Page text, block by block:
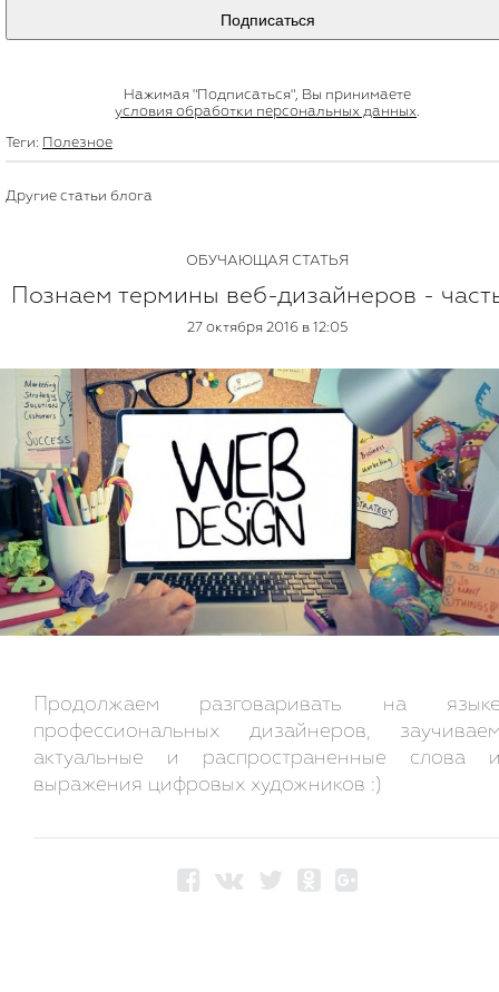
Подписаться
Нажимая "Подписаться", Вы принимаете
условия обработки персональных данных
Теги: Полезное
Другие статьи блога
ОБУЧАЮЩАЯ СТАТЬЯ
Познаем термины веб-дизайнеров -
27 октября 2016 в 12:05
Продолжаем разговаривать на
профессиональных дизайнеров,
актуальные и распространенные слова
выражения цифровых художников :)